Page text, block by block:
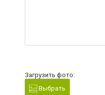
Загрузить фото:
Выбрать